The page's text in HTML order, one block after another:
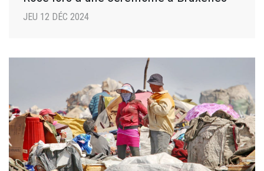
JEU 12 DÉC 2024